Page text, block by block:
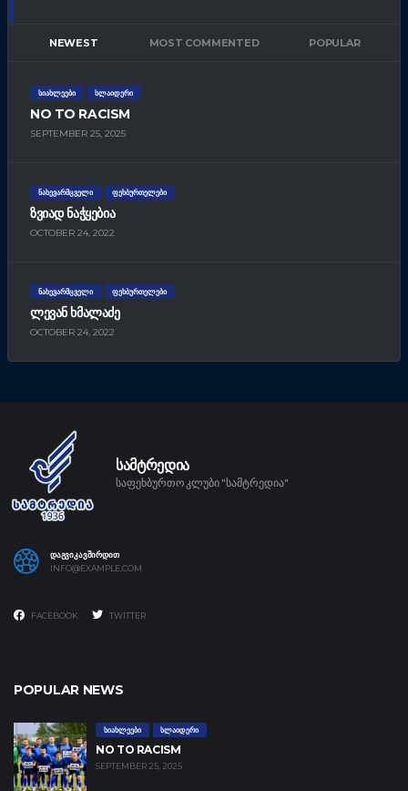
NEWEST MOST COMMENTED POPULAR
ᲡᲘᲐᲮᲚᲔᲔᲑᲘ ᲡᲚᲐᲘᲓᲔᲠᲘ
NO TO RACISM
SEPTEMBER 25, 2025
ᲜᲐᲮᲔᲕᲐᲠᲛᲪᲕᲔᲚᲘ ᲤᲔᲮᲑᲣᲠᲗᲔᲚᲔᲑᲘ
ᲖᲕᲘᲐᲓ ᲜᲐᲭᲧᲔᲑᲘᲐ
OCTOBER 24, 2022
ᲜᲐᲮᲔᲕᲐᲠᲛᲪᲕᲔᲚᲘ ᲤᲔᲮᲑᲣᲠᲗᲔᲚᲔᲑᲘ
ᲚᲔᲕᲐᲜ ᲮᲛᲐᲚᲐᲫᲔ
OCTOBER 24, 2022
ᲡᲐᲛᲢᲠᲔᲓᲘᲐ
საფეხბურთო კლუბი "სამტრედია"
ᲓᲐᲒᲕᲘᲙᲐᲕᲨᲘᲠᲓᲘᲗ
INFO@EXAMPLE.COM
FACEBOOK TWITTER
POPULAR NEWS
ᲡᲘᲐᲮᲚᲔᲔᲑᲘ ᲡᲚᲐᲘᲓᲔᲠᲘ
NO TO RACISM
SEPTEMBER 25, 2025